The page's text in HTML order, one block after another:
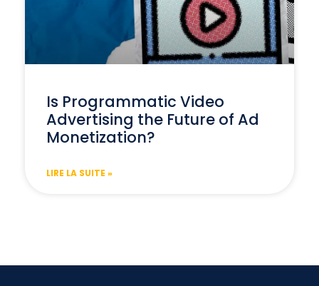
Is Programmatic Video
Advertising the Future of Ad
Monetization?
LIRE LA SUITE »